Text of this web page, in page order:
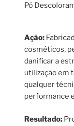
Pó
Ação:
cosméticos,
danificar a
utilização em
qualquer
performance
Resultado: